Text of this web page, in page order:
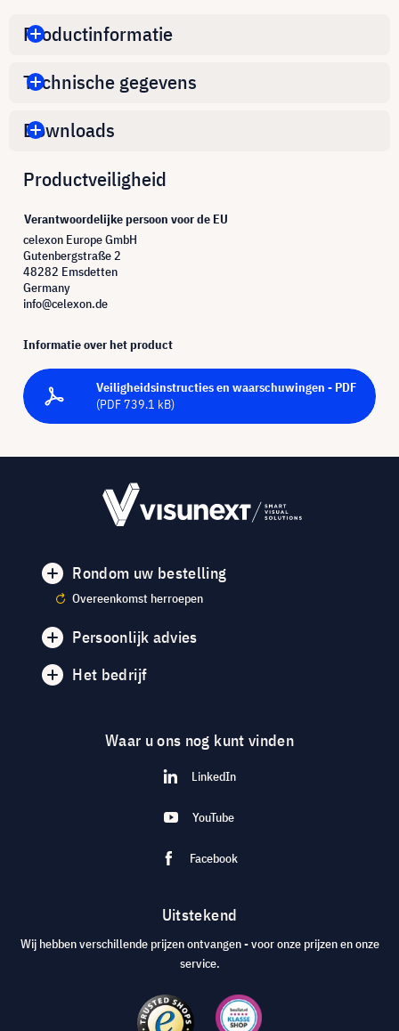
Productinformatie
Technische gegevens
Downloads
Productveiligheid
Verantwoordelijke persoon voor de EU
celexon Europe GmbH
Gutenbergstraße 2
48282 Emsdetten
Germany
info@celexon.de
Informatie over het product
Veiligheidsinstructies en waarschuwingen - PDF
(PDF 739.1 kB)
Rondom uw bestelling
Overeenkomst herroepen
Persoonlijk advies
Het bedrijf
Waar u ons nog kunt vinden
LinkedIn
YouTube
Facebook
Uitstekend
Wij hebben verschillende prijzen ontvangen - voor onze prijzen en onze
service.